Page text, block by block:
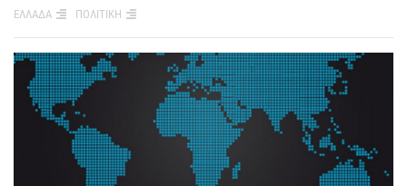
ΕΛΛΑΔΑ ΠΟΛΙΤΙΚΗ